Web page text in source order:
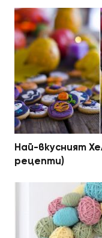
Най-вкусният
рецепти)